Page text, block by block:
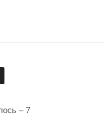
– 7